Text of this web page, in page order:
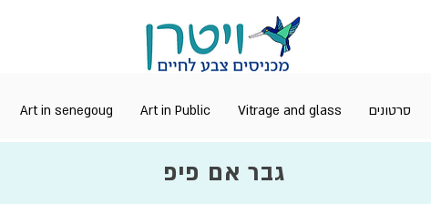
סרטונים Vitrage and glass
Art in Public
Art in senegoug
גבר אם פיפ